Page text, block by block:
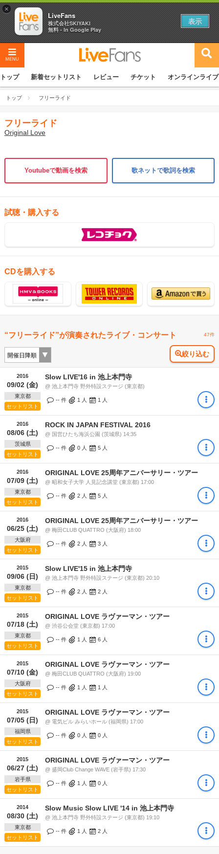
MENU
トップ 新着セットリスト レビュー チケット オンラインライブ
トップ フリーライド
フリーライド
Original Love
Youtubeで動画を検索 歌ネットで歌詞を検索
試聴・購入する
CDを購入する
“フリーライド”が演奏されたライブ・コンサート 47件
絞り込む
2016
09/02 (金)
東京都
セットリスト
Slow LIVE'16 in 池上本門寺
@ 池上本門寺 野外特設ステージ (東京都)
-- 件 1 人 1 人
2016
08/06 (土)
茨城県
セットリスト
ROCK IN JAPAN FESTIVAL 2016
@ 国営ひたち海浜公園 (茨城県) 14:35
-- 件 0 人 5 人
2016
07/09 (土)
東京都
セットリスト
ORIGINAL LOVE 25周年アニバーサリー・ツアー
@ 昭和女子大学 人見記念講堂 (東京都) 17:00
-- 件 2 人 5 人
2016
06/25 (土)
大阪府
セットリスト
ORIGINAL LOVE 25周年アニバーサリー・ツアー
@ 梅田CLUB QUATTRO (大阪府) 18:00
-- 件 2 人 3 人
2015
09/06 (日)
東京都
セットリスト
Slow LIVE'15 in 池上本門寺
@ 池上本門寺 野外特設ステージ (東京都) 20:10
-- 件 2 人 2 人
2015
07/18 (土)
東京都
セットリスト
ORIGINAL LOVE ラヴァーマン・ツアー
@ 渋谷公会堂 (東京都) 17:00
-- 件 1 人 6 人
2015
07/10 (金)
大阪府
セットリスト
ORIGINAL LOVE ラヴァーマン・ツアー
@ 梅田CLUB QUATTRO (大阪府) 19:00
-- 件 1 人 1 人
2015
07/05 (日)
福岡県
セットリスト
ORIGINAL LOVE ラヴァーマン・ツアー
@ 電気ビル みらいホール (福岡県) 17:00
-- 件 0 人 0 人
2015
06/27 (土)
岩手県
セットリスト
ORIGINAL LOVE ラヴァーマン・ツアー
@ 盛岡Club Change WAVE (岩手県) 17:30
-- 件 1 人 0 人
2014
08/30 (土)
東京都
セットリスト
Slow Music Slow LIVE '14 in 池上本門寺
@ 池上本門寺 野外特設ステージ (東京都) 19:10
-- 件 1 人 2 人
×
LiveFans
株式会社SKIYAKI
無料 - In Google Play
表示